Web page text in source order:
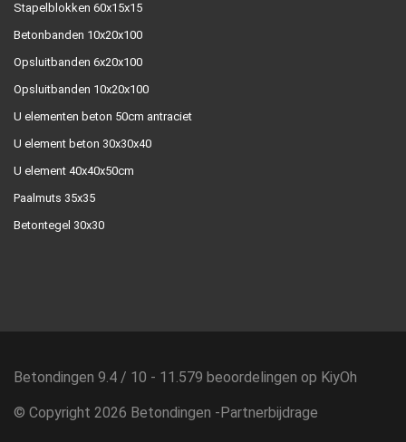
Stapelblokken 60x15x15
Betonbanden 10x20x100
Opsluitbanden 6x20x100
Opsluitbanden 10x20x100
U elementen beton 50cm antraciet
U element beton 30x30x40
U element 40x40x50cm
Paalmuts 35x35
Betontegel 30x30
Betondingen 9.4 / 10 - 11.579 beoordelingen op KiyOh
© Copyright 2026 Betondingen - Partnerbijdrage